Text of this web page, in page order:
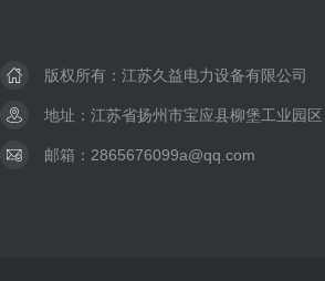
版权所有：江苏久益电力设备有限公司
地址：江苏省扬州市宝应县柳堡工业园区
邮箱：2865676099a@qq.com